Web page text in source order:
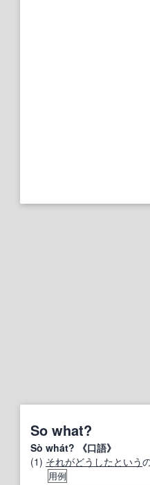
So what?
Sò whát? 《口語》
(1) それがどうしたという
用例